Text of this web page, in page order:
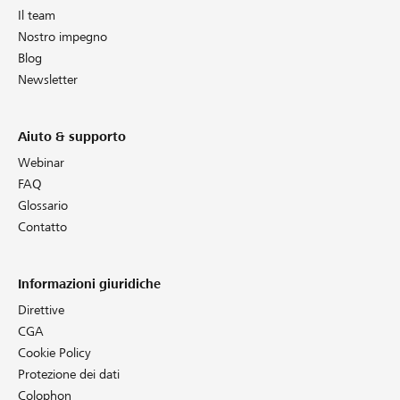
Il team
Nostro impegno
Blog
Newsletter
Aiuto & supporto
Webinar
FAQ
Glossario
Contatto
Informazioni giuridiche
Direttive
CGA
Cookie Policy
Protezione dei dati
Colophon